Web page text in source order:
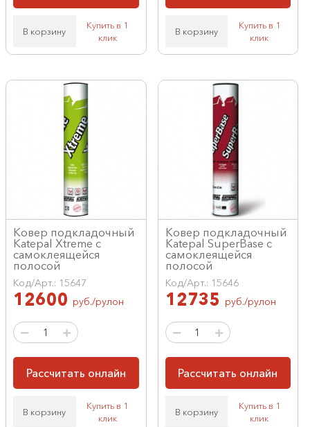
В корзину
Купить в 1
клик
В корзину
Купить в 1
клик
Ковер подкладочный
Katepal Xtreme с
самоклеящейся
полосой
Код/Арт.: 15647
12600 руб./рулон
Рассчитать онлайн
В корзину
Купить в 1
клик
Ковер подкладочный
Katepal SuperBase с
самоклеящейся
полосой
Код/Арт.: 15646
12735 руб./рулон
Рассчитать онлайн
В корзину
Купить в 1
клик